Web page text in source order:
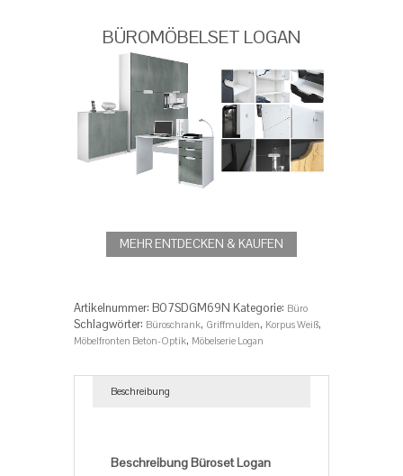
BÜROMÖBELSET LOGAN
MEHR ENTDECKEN & KAUFEN
Artikelnummer: B07SDGM69N Kategorie: Büro
Schlagwörter: Büroschrank, Griffmulden, Korpus Weiß,
Möbelfronten Beton-Optik, Möbelserie Logan
Beschreibung
Beschreibung Büroset Logan